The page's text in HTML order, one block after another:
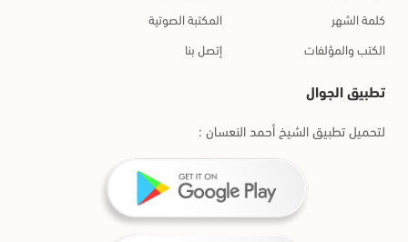
كلمة الشهر
المكتبة الصوتية
الكتب والمؤلفات
إتصل بنا
تطبيق الجوال
لتحميل تطبيق الشيخ أحمد النعسان :